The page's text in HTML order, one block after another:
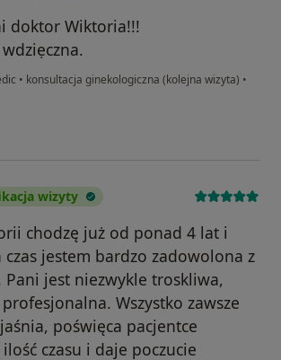
doktor Wiktoria!!!
• konsultacja ginekologiczna (kolejna wizyta) •
wizyty
chodzę już od ponad 4 lat i
czas jestem bardzo zadowolona z
Pani jest niezwykle troskliwa,
Wszystko zawsze
poświęca pacjentce
czasu i daje poczucie